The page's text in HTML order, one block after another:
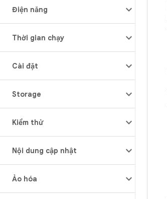
Điện năng
Thời gian chạy
Cài đặt
Storage
Kiểm thử
Nội dung cập nhật
Ảo hóa